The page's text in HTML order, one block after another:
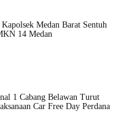
Medan Barat Sentuh
14 Medan
1 Cabang Belawan Turut
Car Free Day Perdana